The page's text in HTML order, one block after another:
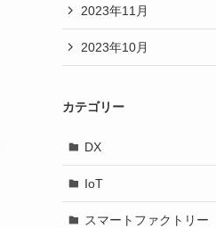
2023年11月
2023年10月
カテゴリー
DX
IoT
スマートファクトリー